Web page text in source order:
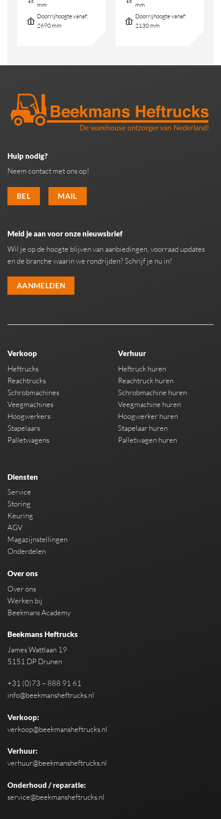
mm
Doorrijhoogte vanaf:
2690 mm
mm
Doorrijhoogte vanaf:
2130 mm
Hulp nodig?
Neem contact met ons op!
BEL MAIL
Meld je aan voor onze nieuwsbrief
Wil je op de hoogte blijven van aanbiedingen, voorraad updates
en de branche waarin we rondrijden? Schrijf je nu in!
AANMELDEN
Verkoop
Heftrucks
Reachtrucks
Schrobmachines
Veegmachines
Hoogwerkers
Stapelaars
Palletwagens
Verhuur
Heftruck huren
Reachtruck huren
Schrobmachine huren
Veegmachine huren
Hoogwerker huren
Stapelaar huren
Palletwagen huren
Diensten
Service
Storing
Keuring
AGV
Magazijnstellingen
Onderdelen
Over ons
Over ons
Werken bij
Beekmans Academy
Beekmans Heftrucks
James Wattlaan 19
5151 DP Drunen
+31 (0)73 – 888 91 61
info@beekmansheftrucks.nl
Verkoop:
verkoop@beekmansheftrucks.nl
Verhuur:
verhuur@beekmansheftrucks.nl
Onderhoud / reparatie:
service@beekmansheftrucks.nl